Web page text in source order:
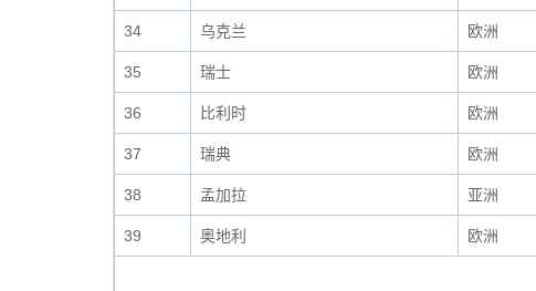
34 乌克兰 欧洲
35 瑞士 欧洲
36 比利时 欧洲
37 瑞典 欧洲
38 孟加拉 亚洲
39 奥地利 欧洲